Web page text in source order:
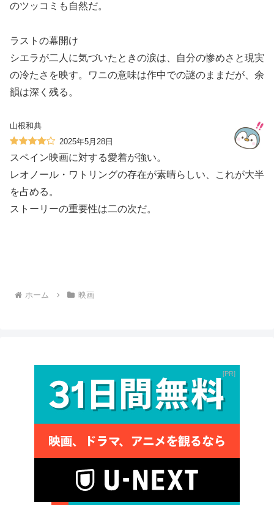
のツッコミも自然だ。
ラストの幕開け
シエラが二人に気づいたときの涙は、自分の惨めさと現実
の冷たさを映す。ワニの意味は作中での謎のままだが、余
韻は深く残る。
山根和典
2025年5月28日
スペイン映画に対する愛着が強い。
レオノール・ワトリングの存在が素晴らしい、これが大半
を占める。
ストーリーの重要性は二の次だ。
ホーム 映画
PR